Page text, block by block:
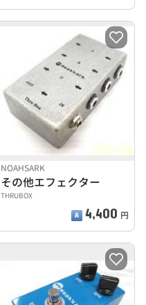
NOAHSARK
その他エフェクター
THRUBOX
4,400 円